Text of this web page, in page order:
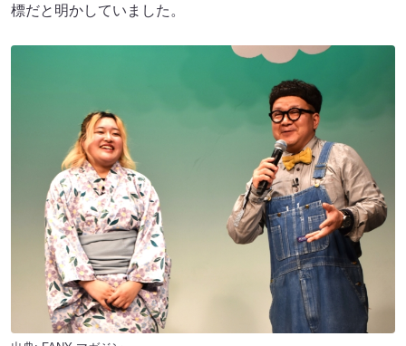
標だと明かしていました。